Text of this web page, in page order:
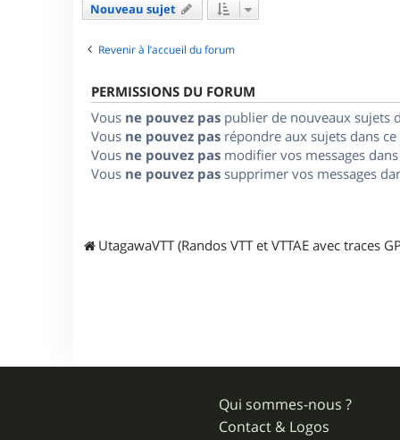
Nouveau sujet
Revenir à l’accueil du forum
PERMISSIONS DU FORUM
Vous ne pouvez pas publier de nouveaux sujets
Vous ne pouvez pas répondre aux sujets dans
Vous ne pouvez pas modifier vos messages
Vous ne pouvez pas supprimer vos messages
UtagawaVTT (Randos VTT et VTTAE avec traces
Qui sommes-nous ?
Contact & Logos